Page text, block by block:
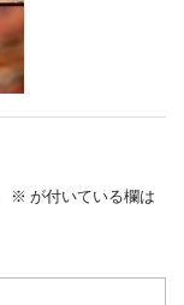
※ が付いている欄は